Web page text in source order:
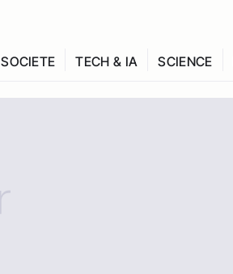
SOCIETE TECH & IA SCIENCE